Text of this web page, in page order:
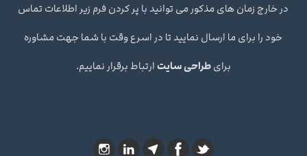
در خارج زمان های مذکور می توانید با پر کردن فرم زیر اطلاعات تماس
خود را برای ما ارسال نمایید تا در اسرع وقت با شما جهت مشاوره
برای طراحی سایت ارتباط برقرار نماییم.